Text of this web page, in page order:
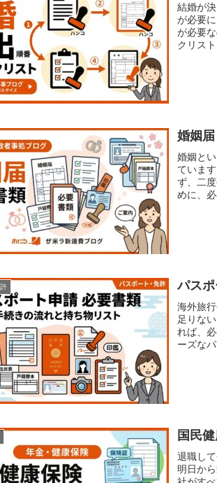
結婚が
が必要
が必要
クリス
婚姻
婚姻と
ていま
ず、二
めに、
パス
海外旅
足りな
れば、
ーズな
国民
退職し
明日か